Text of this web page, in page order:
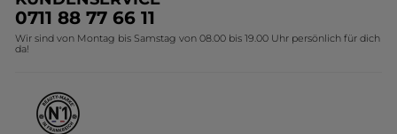
Geschenkideen Yves Rocher
Kollektion Monoi Yves Rocher
Umweltstiftung YR
Affiliate Programm
0711 88 77 66 11
Wir sind von Montag bis Samstag von 08.00 bis 19.00 Uhr persönlich für dich
da!